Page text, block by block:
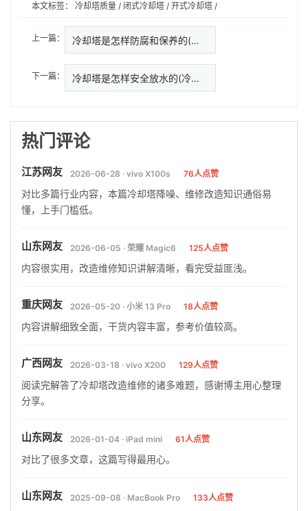
本文标签： 冷却塔质量 / 闭式冷却塔 / 开式冷却塔 /
上一篇： 冷却塔是怎样防腐和保养的(冷却…
下一篇： 冷却塔是怎样安全放水的(冷却塔
热门评论
江苏网友 2026-06-28 · vivo X100s 76人点赞
对比多篇行业内容，本篇冷却塔降噪、维修改造知识通俗易
懂，上手门槛低。
山东网友 2026-06-05 · 荣耀 Magic6 125人点赞
内容很实用，改造维修知识讲解清晰，看完受益匪浅。
重庆网友 2026-05-20 · 小米 13 Pro 18人点赞
内容讲解细致全面，干货内容丰富，参考价值较高。
广西网友 2026-03-18 · vivo X200 129人点赞
阅读完解答了冷却塔改造维修的诸多难题，感谢博主用心整理
分享。
山东网友 2026-01-04 · iPad mini 61人点赞
对比了很多文章，这篇写得最用心。
山东网友 2025-09-08 · MacBook Pro 133人点赞